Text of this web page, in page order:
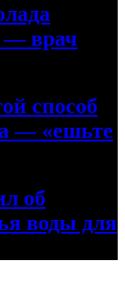
— врач
способ
— «ешьте
об
воды для